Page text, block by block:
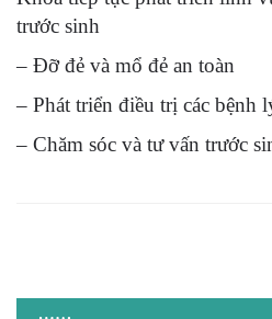
trước sinh
– Đỡ đẻ và mổ đẻ an toàn
– Phát triển điều trị các bệnh
– Chăm sóc và tư vấn trước